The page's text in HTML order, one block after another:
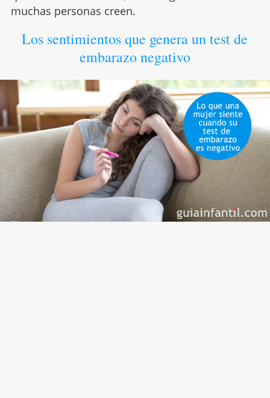
muchas personas creen.
Los sentimientos que genera un test de
embarazo negativo